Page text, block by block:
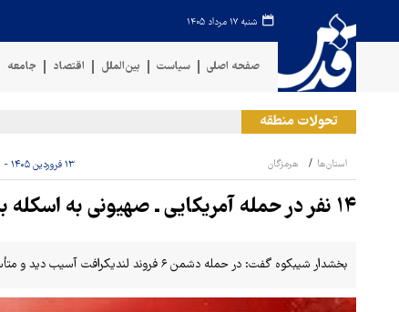
شنبه ۱۷ مرداد ۱۴۰۵
صفحه اصلی سیاست بین‌الملل اقتصاد جامعه
تحولات منطقه
استان‌ها هرمزگان ۱۳ فروردین ۱۴۰۵ - ۱۴:۱۱
۱۴ نفر در حمله آمریکایی ـ صهیونی به اسکله بندرچارک مجروح شدند
بخشدار شیبکوه گفت: در حمله دشمن ۶ فروند لندیکرافت آسیب دید و متأسفانه ۱۴ نفر مجروح شدند.